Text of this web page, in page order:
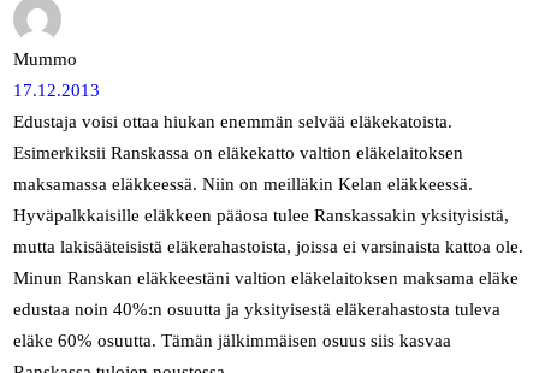
Mummo
17.12.2013
Edustaja voisi ottaa hiukan enemmän selvää eläkekatoista.
Esimerkiksii Ranskassa on eläkekatto valtion eläkelaitoksen
maksamassa eläkkeessä. Niin on meilläkin Kelan eläkkeessä.
Hyväpalkkaisille eläkkeen pääosa tulee Ranskassakin yksityisistä,
mutta lakisääteisistä eläkerahastoista, joissa ei varsinaista kattoa ole.
Minun Ranskan eläkkeestäni valtion eläkelaitoksen maksama eläke
edustaa noin 40%:n osuutta ja yksityisestä eläkerahastosta tuleva
eläke 60% osuutta. Tämän jälkimmäisen osuus siis kasvaa